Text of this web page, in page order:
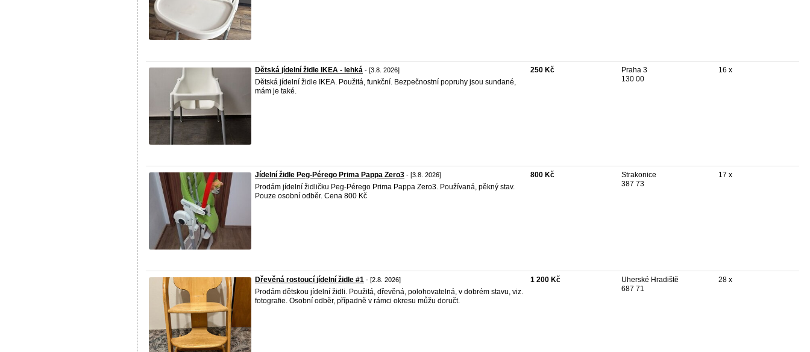
Dětská jídelní židle IKEA - lehká - [3.8. 2026]
Dětská jídelní židle IKEA. Použitá, funkční. Bezpečnostní popruhy jsou sundané,
mám je také.
250 Kč
Praha 3
130 00
16 x
Jídelní židle Peg-Pérego Prima Pappa Zero3 - [3.8. 2026]
Prodám jídelní židličku Peg-Pérego Prima Pappa Zero3. Používaná, pěkný stav.
Pouze osobní odběr. Cena 800 Kč
800 Kč
Strakonice
387 73
17 x
Dřevěná rostoucí jídelní židle #1 - [2.8. 2026]
Prodám dětskou jídelní židli. Použitá, dřevěná, polohovatelná, v dobrém stavu, viz.
fotografie. Osobní odběr, případně v rámci okresu můžu doručt.
1 200 Kč
Uherské Hradiště
687 71
28 x